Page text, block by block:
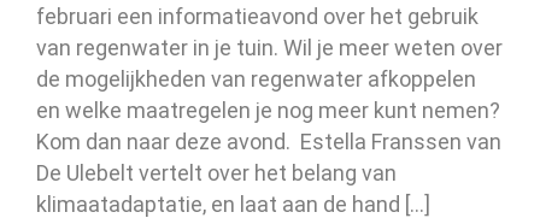
februari een informatieavond over het gebruik
van regenwater in je tuin. Wil je meer weten over
de mogelijkheden van regenwater afkoppelen
en welke maatregelen je nog meer kunt nemen?
Kom dan naar deze avond. Estella Franssen van
De Ulebelt vertelt over het belang van
klimaatadaptatie, en laat aan de hand [...]